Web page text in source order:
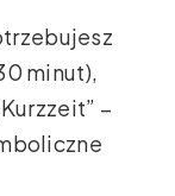
minut),
–